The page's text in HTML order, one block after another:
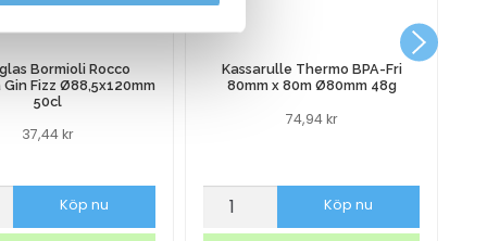
Bormioli Rocco
Gin Fizz Ø88,5x120mm
50cl
37,44kr
Köp nu
Kassarulle Thermo BPA-Fri
80mm x 80m Ø80mm 48g
74,94kr
Kassarulle
Köp nu